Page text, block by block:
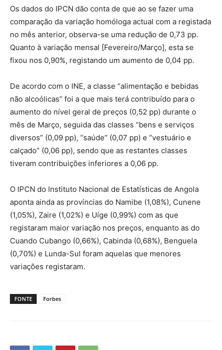
Os dados do IPCN dão conta de que ao se fazer uma
comparação da variação homóloga actual com a registada
no mês anterior, observa-se uma redução de 0,73 pp.
Quanto à variação mensal [Fevereiro/Março], esta se
fixou nos 0,90%, registando um aumento de 0,04 pp.
De acordo com o INE, a classe “alimentação e bebidas
não alcoólicas” foi a que mais terá contribuído para o
aumento do nível geral de preços (0,52 pp) durante o
mês de Março, seguida das classes “bens e serviços
diversos” (0,09 pp), “saúde” (0,07 pp) e “vestuário e
calçado” (0,06 pp), sendo que as restantes classes
tiveram contribuições inferiores a 0,06 pp.
O IPCN do Instituto Nacional de Estatísticas de Angola
aponta ainda as províncias do Namibe (1,08%), Cunene
(1,05%), Zaire (1,02%) e Uíge (0,99%) com as que
registaram maior variação nos preços, enquanto as do
Cuando Cubango (0,66%), Cabinda (0,68%), Benguela
(0,70%) e Lunda-Sul foram aquelas que menores
variações registaram.
FONTE Forbes